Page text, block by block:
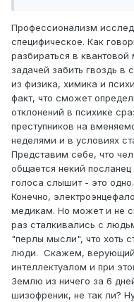
Профессионализм
специфическое. Как
разбираться в
задачей забить гвоздь в
из физика, химика и
факт, что сможет
отклонений в психике
преступников на
неделями и в условиях
Представим себе, что
общается некий
голоса слышит - это
Конечно,
медикам. Но может и не
раз сталкивались с
"перлы мысли", что хоть
люди. Скажем,
интеллектуалом и при
Землю из ничего за 6
шизофреник, не так ли?